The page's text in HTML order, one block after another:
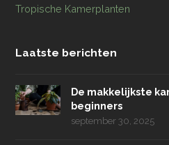
Tropische Kamerplanten
Laatste berichten
De makkelijkste
beginners
september 30, 2025